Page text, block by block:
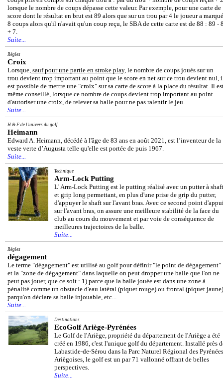
lorsque le nombre de coups dépasse cette valeur. Par exemple, pour une carte de
score dont le résultat en brut est 89 alors que sur un trou par 4 le joueur a marqué
8 coups alors qu'il n'avait qu'un coup reçu, le SBA de cette carte est de 88 : 89 -
+ 7.
Suite...
Règles
Croix
Lorsque, sauf pour une partie en stroke play, le nombre de coups joués sur un
trou devient trop important au point que le score en net sur ce trou devient nul,
est possible de mettre une "croix" sur sa carte de score à la place du résultat. Il
même conseillé, lorsque ce nombre de coups devient trop important au point
d'autoriser une croix, de relever sa balle pour ne pas ralentir le jeu.
Suite...
H & F de l'univers du golf
Heimann
Edward A. Heimann, décédé à l'âge de 83 ans en août 2021, est l’inventeur de la
veste verte d’Augusta telle qu'elle est portée de puis 1967.
Suite...
Technique
Arm-Lock Putting
L' Arm-Lock Putting est le putting réalisé avec un putter à shaft
et grip long permettant, en plus d'une prise de grip du putter,
d'appuyer le shaft sur l'avant bras. Avec ce second point
sur l'avant bras, on assure une meilleure stabilité de la face du
club au cours du mouvement et par voie de conséquence de
meilleures trajectoires de la balle.
Suite...
Règles
dégagement
Le terme "dégagement" est utilisé au golf pour définir "le point de dégagement"
et la "zone de dégagement" dans laquelle on peut dropper une balle que l'on ne
peut pas jouer, que ce soit : 1) parce que la balle jouée est dans une zone à
pénalité comme un obstacle d'eau latéral (piquet rouge) ou frontal (piquet
parqu'on déclare sa balle injouable, etc...
Suite...
Destinations
EcoGolf Ariège-Pyrénées
Le Golf de l'Ariège, propriété du département de l'Ariège a été
créé en 1986, c'est l'unique golf du département. Installé près
Labastide-de-Sérou dans la Parc Naturel Régional des Pyrénées
Ariègoises, le golf est un par 71 vallonné offrant de belles
perspectives.
Suite...